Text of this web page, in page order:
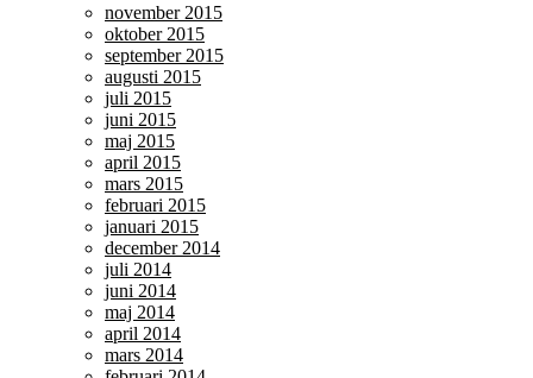
november 2015
oktober 2015
september 2015
augusti 2015
juli 2015
juni 2015
maj 2015
april 2015
mars 2015
februari 2015
januari 2015
december 2014
juli 2014
juni 2014
maj 2014
april 2014
mars 2014